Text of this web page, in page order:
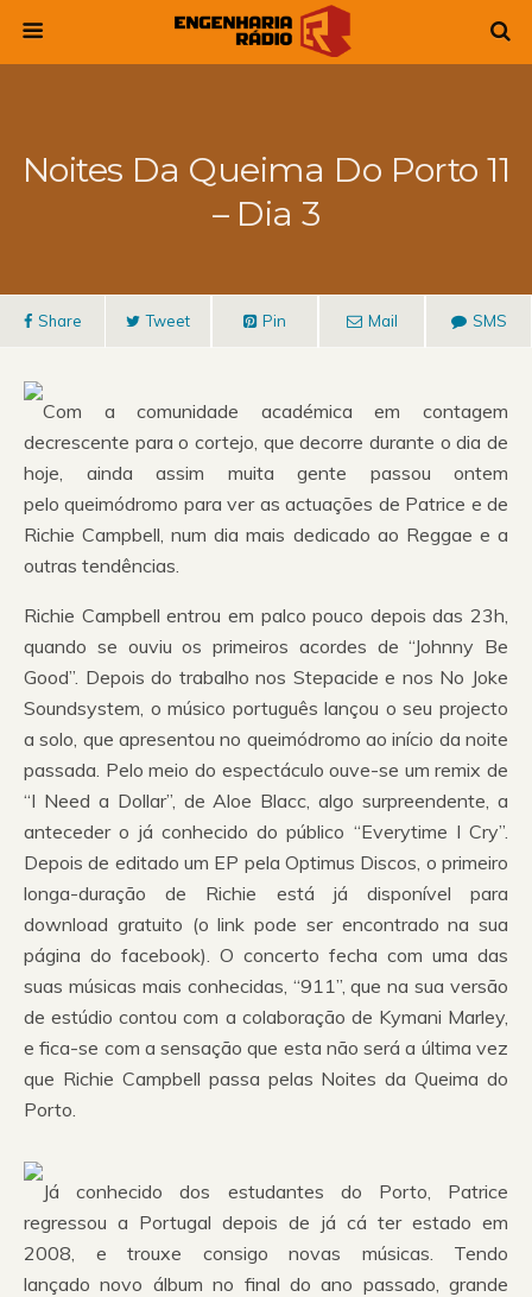
Noites Da Queima Do Porto 11
– Dia 3
Share Tweet Pin Mail SMS
Com a comunidade académica em contagem
decrescente para o cortejo, que decorre durante o dia de
hoje, ainda assim muita gente passou ontem
pelo queimódromo para ver as actuações de Patrice e de
Richie Campbell, num dia mais dedicado ao Reggae e a
outras tendências.
Richie Campbell entrou em palco pouco depois das 23h,
quando se ouviu os primeiros acordes de “Johnny Be
Good”. Depois do trabalho nos Stepacide e nos No Joke
Soundsystem, o músico português lançou o seu projecto
a solo, que apresentou no queimódromo ao início da noite
passada. Pelo meio do espectáculo ouve-se um remix de
“I Need a Dollar”, de Aloe Blacc, algo surpreendente, a
anteceder o já conhecido do público “Everytime I Cry”.
Depois de editado um EP pela Optimus Discos, o primeiro
longa-duração de Richie está já disponível para
download gratuito (o link pode ser encontrado na sua
página do facebook). O concerto fecha com uma das
suas músicas mais conhecidas, “911”, que na sua versão
de estúdio contou com a colaboração de Kymani Marley,
e fica-se com a sensação que esta não será a última vez
que Richie Campbell passa pelas Noites da Queima do
Porto.
Já conhecido dos estudantes do Porto, Patrice
regressou a Portugal depois de já cá ter estado em
2008, e trouxe consigo novas músicas. Tendo
lançado novo álbum no final do ano passado, grande